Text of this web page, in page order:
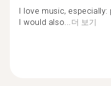
I love music, especially:
I would also...더 보기